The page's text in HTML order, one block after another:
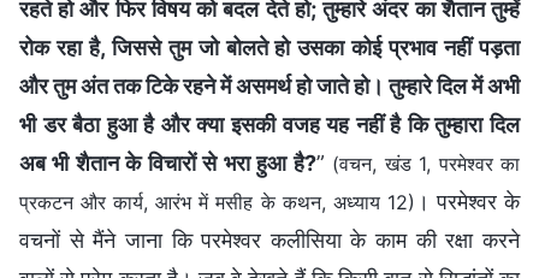
रहते हो और फिर विषय को बदल देते हो; तुम्हारे अंदर का शैतान तुम्हें
रोक रहा है, जिससे तुम जो बोलते हो उसका कोई प्रभाव नहीं पड़ता
और तुम अंत तक टिके रहने में असमर्थ हो जाते हो। तुम्हारे दिल में अभी
भी डर बैठा हुआ है और क्या इसकी वजह यह नहीं है कि तुम्हारा दिल
अब भी शैतान के विचारों से भरा हुआ है?” (वचन, खंड 1, परमेश्वर का
प्रकटन और कार्य, आरंभ में मसीह के कथन, अध्याय 12) । परमेश्वर के
वचनों से मैंने जाना कि परमेश्वर कलीसिया के काम की रक्षा करने